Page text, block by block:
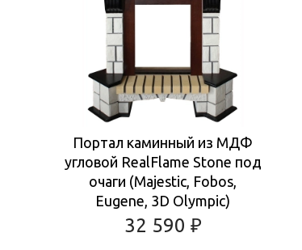
Портал каминный из МДФ
угловой RealFlame Stone под
очаги (Majestic, Fobos,
Eugene, 3D Olympic)
32 590 ₽